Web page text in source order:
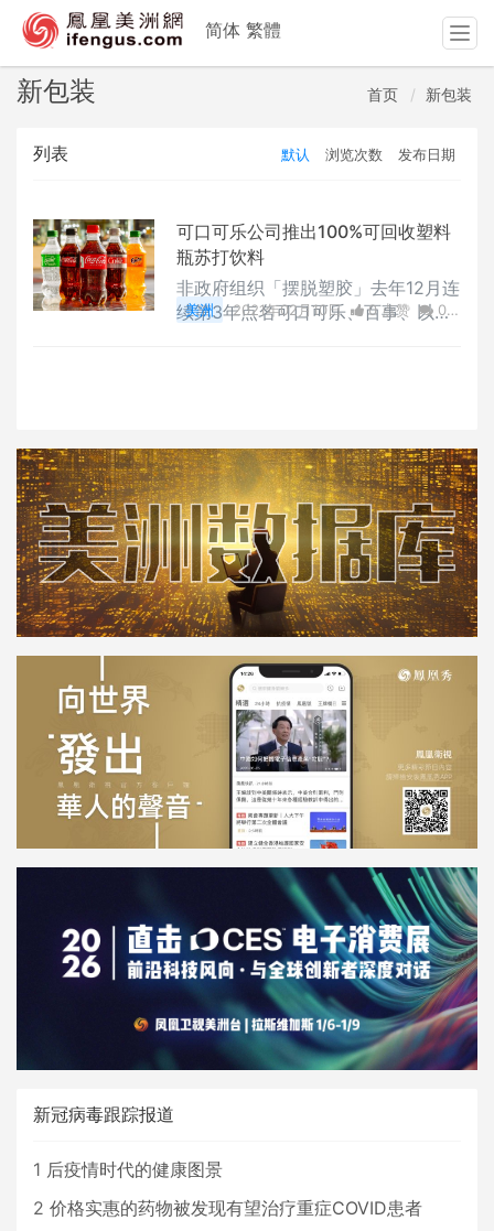
新包装 首页 新包装
列表 默认 浏览次数 发布日期
可口可乐公司推出100%可回收塑料
瓶苏打饮料
非政府组织「摆脱塑胶」去年12月连
续第3年点名可口可乐、百事、以及
美洲 2021年02月10日 0 点赞
0
新冠病毒跟踪报道
1 后疫情时代的健康图景
2 价格实惠的药物被发现有望治疗重症COVID患者
简体 繁體
T
o
g
g
e
v
g
a